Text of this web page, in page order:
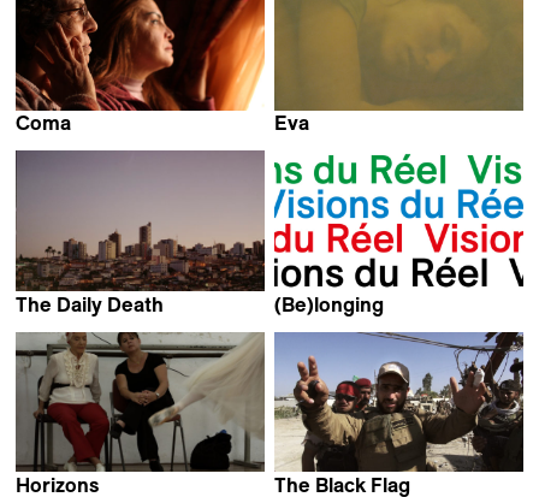
Coma
Eva
The Daily Death
(Be)longing
Horizons
The Black Flag